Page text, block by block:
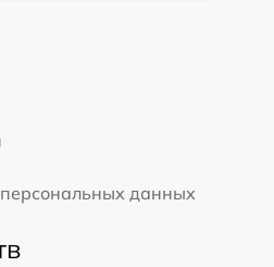
данных